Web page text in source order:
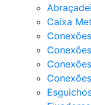
Caixa
Conexões